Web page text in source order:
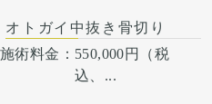
そのため、同時に中抜きもす
ることで顎の長さを同じくら
い、もしくは短くしつつ前に
出すことが可能です。
がりには個人差があるので、
手術を受けた人全員がこの写
真の様な変化をするわけでは
ありませんのでご注意下さ
オトガイ中抜き骨切り
施術料金： 550,000円（税
込、...